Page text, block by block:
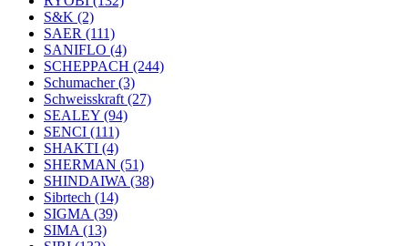
S&K (2)
SAER (111)
SANIFLO (4)
SCHEPPACH (244)
Schumacher(3)
Schweisskraft (27)
SEALEY (94)
SENCI (111)
SHAKTI (4)
SHERMAN (51)
SHINDAIWA (38)
Sibrtech (14)
SIGMA (39)
SIMA (13)